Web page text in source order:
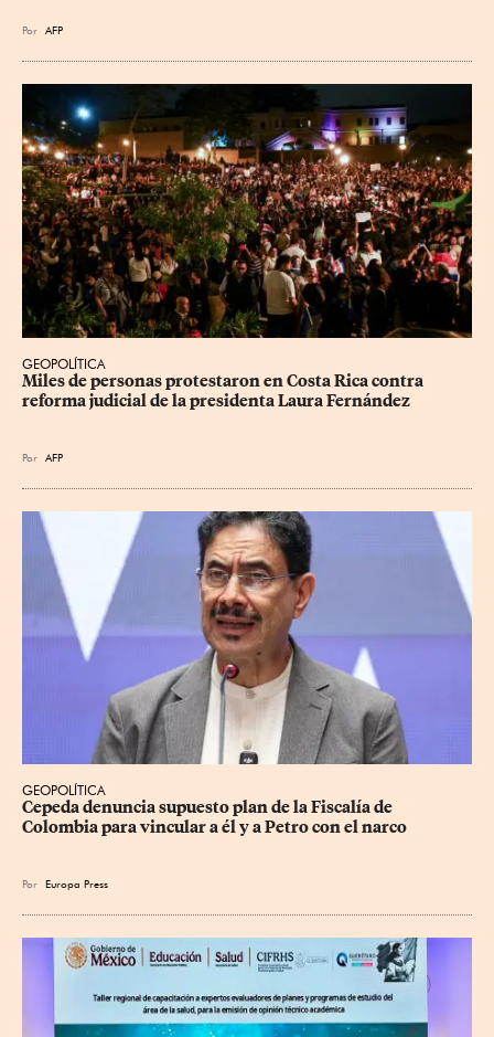
Por AFP
GEOPOLÍTICA
Miles de personas protestaron en Costa Rica contra
reforma judicial de la presidenta Laura Fernández
Por AFP
GEOPOLÍTICA
Cepeda denuncia supuesto plan de la Fiscalía de
Colombia para vincular a él y a Petro con el narco
Por Europa Press